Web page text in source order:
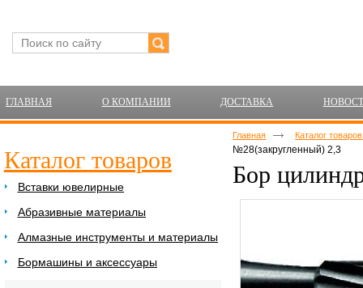
ГЛАВНАЯ О КОМПАНИИ ДОСТАВКА
Каталог товаров
Вставки ювелирные
Абразивные материалы
Алмазные инструменты и материалы
Бормашины и аксессуары
Главная Каталог
№28(закругленный) 2,3
Бор